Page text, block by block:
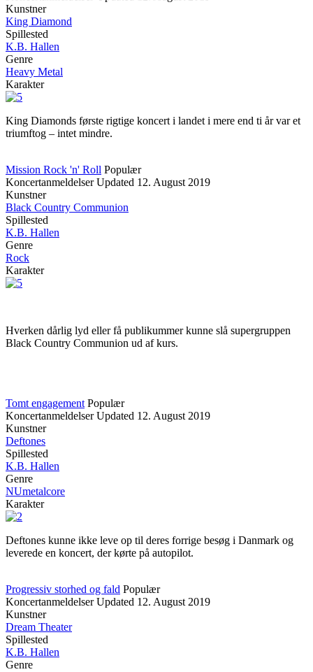
Kunstner
King Diamond
Spillested
K.B. Hallen
Genre
Heavy Metal
Karakter
King Diamonds første rigtige koncert i landet i mere end ti år var et
triumftog – intet mindre.
Mission Rock 'n' Roll Populær
Koncertanmeldelser Updated 12. August 2019
Kunstner
Black Country Communion
Spillested
K.B. Hallen
Genre
Rock
Karakter
Hverken dårlig lyd eller få publikummer kunne slå supergruppen
Black Country Communion ud af kurs.
Tomt engagement Populær
Koncertanmeldelser Updated 12. August 2019
Kunstner
Deftones
Spillested
K.B. Hallen
Genre
NUmetalcore
Karakter
Deftones kunne ikke leve op til deres forrige besøg i Danmark og
leverede en koncert, der kørte på autopilot.
Progressiv storhed og fald Populær
Koncertanmeldelser Updated 12. August 2019
Kunstner
Dream Theater
Spillested
K.B. Hallen
Genre